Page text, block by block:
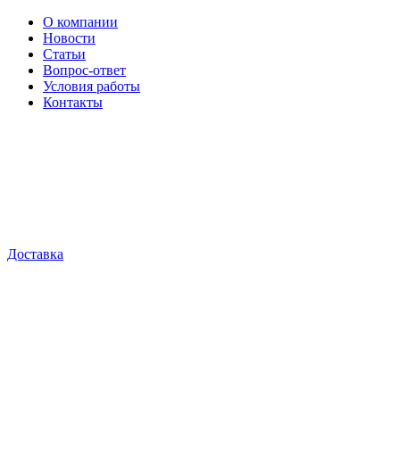
О компании
Новости
Статьи
Вопрос-ответ
Условия работы
Контакты
Доставка